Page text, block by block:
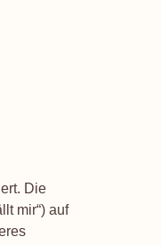
Die
mir“) auf